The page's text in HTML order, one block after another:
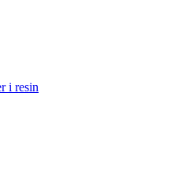
i resin